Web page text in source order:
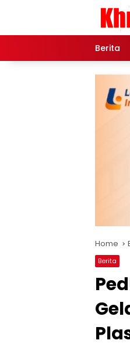
Berita
Home
Berita